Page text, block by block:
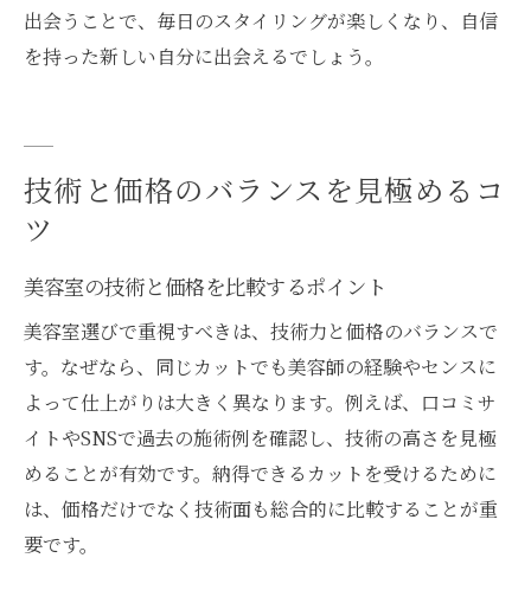
出会うことで、毎日のスタイリングが楽しくなり、自信
を持った新しい自分に出会えるでしょう。
技術と価格のバランスを見極めるコ
ツ
美容室の技術と価格を比較するポイント
美容室選びで重視すべきは、技術力と価格のバランスで
す。なぜなら、同じカットでも美容師の経験やセンスに
よって仕上がりは大きく異なります。例えば、口コミサ
イトやSNSで過去の施術例を確認し、技術の高さを見極
めることが有効です。納得できるカットを受けるために
は、価格だけでなく技術面も総合的に比較することが重
要です。